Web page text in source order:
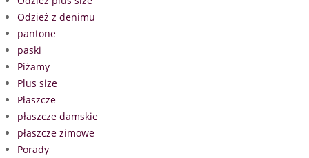
Odzież z denimu
pantone
paski
Piżamy
Plus size
Płaszcze
płaszcze damskie
płaszcze zimowe
Porady